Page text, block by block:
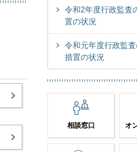
令和2年度行政監査
置の状況
令和元年度行政監
措置の状況
相談窓口 オ